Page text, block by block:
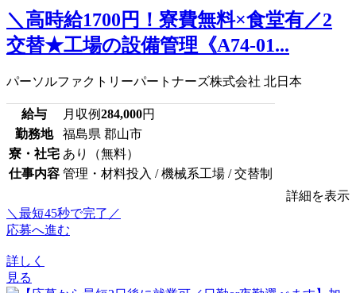
＼高時給1700円！寮費無料×食堂有／2
交替★工場の設備管理《A74-01...
パーソルファクトリーパートナーズ株式会社 北日本
給与 月収例284,000円
勤務地
福島県 郡山市
寮・社宅 あり（無料）
仕事内容 管理・材料投入 / 機械系工場 / 交替制
詳細を表示
＼最短45秒で完了／
応募へ進む
詳しく
見る